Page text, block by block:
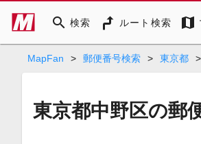
search 検索 ルート検索 map
MapFan > 郵便番号検索 > 東京都 >
東京都中野区の郵